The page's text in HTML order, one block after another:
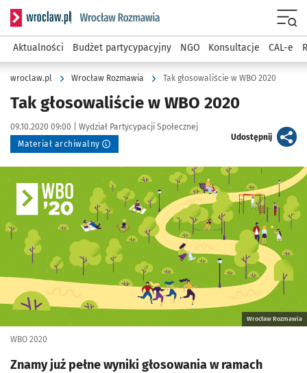
Serwis informacyjny wroclaw.pl podserwis: Rozmawia
Aktualności Budżet partycypacyjny NGO Konsultacje CAL-e
wroclaw.pl Wrocław Rozmawia Tak głosowaliście w WBO 2020
Tak głosowaliście w WBO 2020
Data publikacji:
09.10.2020 09:00 | Autor:
Wydział Partycypacji Społecznej
Materiał archiwalny
Udostępnijartykuł
Kliknij, aby powiększyć
Wrocław Rozmawia
WBO 2020
Znamy już pełne wyniki głosowania w ramach